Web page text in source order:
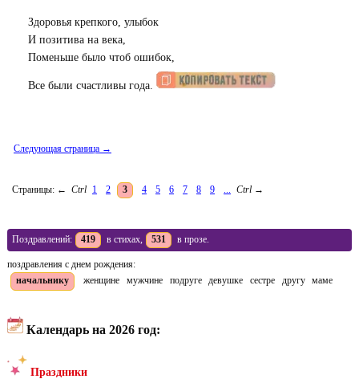
Здоровья крепкого, улыбок
И позитива на века,
Поменьше было чтоб ошибок,
Все были счастливы года.
Следующая страница →
Страницы: ← Ctrl 1 2 3 4 5 6 7 8 9 ... Ctrl →
Поздравлений: 419 в стихах, 531 в прозе.
поздравления с днем рождения:
начальнику
женщине мужчине подруге девушке сестре другу маме
Календарь на 2026 год:
Праздники